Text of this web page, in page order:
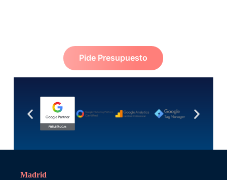
Pide Presupuesto
Madrid